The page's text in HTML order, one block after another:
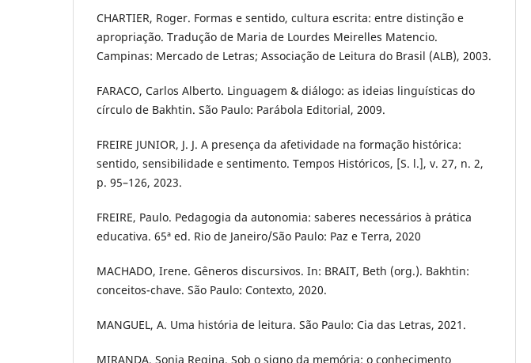
CHARTIER, Roger. Formas e sentido, cultura escrita: entre distinção e
apropriação. Tradução de Maria de Lourdes Meirelles Matencio.
Campinas: Mercado de Letras; Associação de Leitura do Brasil (ALB), 2003.
FARACO, Carlos Alberto. Linguagem & diálogo: as ideias linguísticas do
círculo de Bakhtin. São Paulo: Parábola Editorial, 2009.
FREIRE JUNIOR, J. J. A presença da afetividade na formação histórica:
sentido, sensibilidade e sentimento. Tempos Históricos, [S. l.], v. 27, n. 2,
p. 95–126, 2023.
FREIRE, Paulo. Pedagogia da autonomia: saberes necessários à prática
educativa. 65ª ed. Rio de Janeiro/São Paulo: Paz e Terra, 2020
MACHADO, Irene. Gêneros discursivos. In: BRAIT, Beth (org.). Bakhtin:
conceitos-chave. São Paulo: Contexto, 2020.
MANGUEL, A. Uma história de leitura. São Paulo: Cia das Letras, 2021.
MIRANDA, Sonia Regina. Sob o signo da memória: o conhecimento